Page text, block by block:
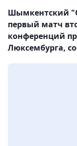
Шымкентский
первый матч
конференций
Люксембурга,